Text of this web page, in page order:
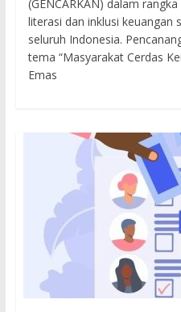
(GENCARKAN) dalam
literasi dan inklusi keuangan
seluruh Indonesia.
tema “Masyarakat Cerdas
Emas